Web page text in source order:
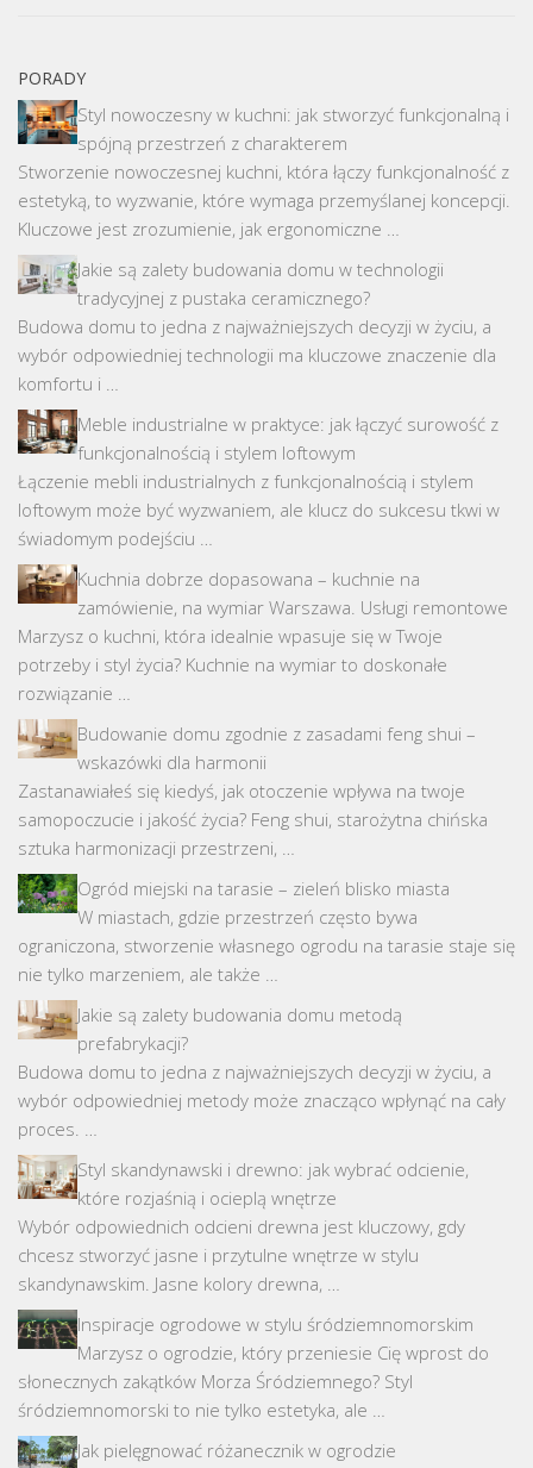
PORADY
Styl nowoczesny w kuchni: jak stworzyć funkcjonalną i
spójną przestrzeń z charakterem
Stworzenie nowoczesnej kuchni, która łączy funkcjonalność z
estetyką, to wyzwanie, które wymaga przemyślanej koncepcji.
Kluczowe jest zrozumienie, jak ergonomiczne …
Jakie są zalety budowania domu w technologii
tradycyjnej z pustaka ceramicznego?
Budowa domu to jedna z najważniejszych decyzji w życiu, a
wybór odpowiedniej technologii ma kluczowe znaczenie dla
komfortu i …
Meble industrialne w praktyce: jak łączyć surowość z
funkcjonalnością i stylem loftowym
Łączenie mebli industrialnych z funkcjonalnością i stylem
loftowym może być wyzwaniem, ale klucz do sukcesu tkwi w
świadomym podejściu …
Kuchnia dobrze dopasowana – kuchnie na
zamówienie, na wymiar Warszawa. Usługi remontowe
Marzysz o kuchni, która idealnie wpasuje się w Twoje
potrzeby i styl życia? Kuchnie na wymiar to doskonałe
rozwiązanie …
Budowanie domu zgodnie z zasadami feng shui –
wskazówki dla harmonii
Zastanawiałeś się kiedyś, jak otoczenie wpływa na twoje
samopoczucie i jakość życia? Feng shui, starożytna chińska
sztuka harmonizacji przestrzeni, …
Ogród miejski na tarasie – zieleń blisko miasta
W miastach, gdzie przestrzeń często bywa
ograniczona, stworzenie własnego ogrodu na tarasie staje się
nie tylko marzeniem, ale także …
Jakie są zalety budowania domu metodą
prefabrykacji?
Budowa domu to jedna z najważniejszych decyzji w życiu, a
wybór odpowiedniej metody może znacząco wpłynąć na cały
proces. …
Styl skandynawski i drewno: jak wybrać odcienie,
które rozjaśnią i ocieplą wnętrze
Wybór odpowiednich odcieni drewna jest kluczowy, gdy
chcesz stworzyć jasne i przytulne wnętrze w stylu
skandynawskim. Jasne kolory drewna, …
Inspiracje ogrodowe w stylu śródziemnomorskim
Marzysz o ogrodzie, który przeniesie Cię wprost do
słonecznych zakątków Morza Śródziemnego? Styl
śródziemnomorski to nie tylko estetyka, ale …
Jak pielęgnować różanecznik w ogrodzie